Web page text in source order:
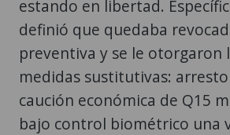
estando en libertad.
definió que quedaba
preventiva y se le otorgaron
medidas sustitutivas:
caución económica de Q15
bajo control biométrico una